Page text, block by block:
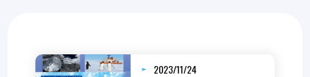
2023/11/24